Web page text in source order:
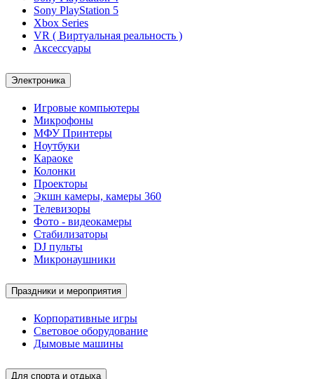
Sony PlayStation 5
Xbox Series
VR ( Виртуальная реальность )
Аксессуары
Электроника
Игровые компьютеры
Микрофоны
МФУ Принтеры
Ноутбуки
Караоке
Колонки
Проекторы
Экшн камеры, камеры 360
Телевизоры
Фото - видеокамеры
Стабилизаторы
DJ пульты
Микронаушники
Праздники и мероприятия
Корпоративные игры
Световое оборудование
Дымовые машины
Для спорта и отдыха